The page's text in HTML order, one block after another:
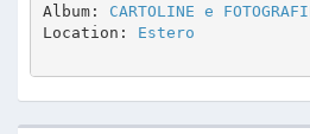
Album: CARTOLINE e
Location: Estero